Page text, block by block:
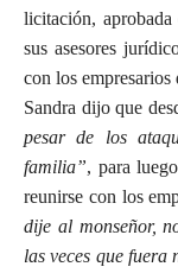
licitación,
sus asesores
con los empresarios
Sandra dijo que
pesar de los
familia”, para
reunirse con los
dije al monseñor,
las veces que fuera